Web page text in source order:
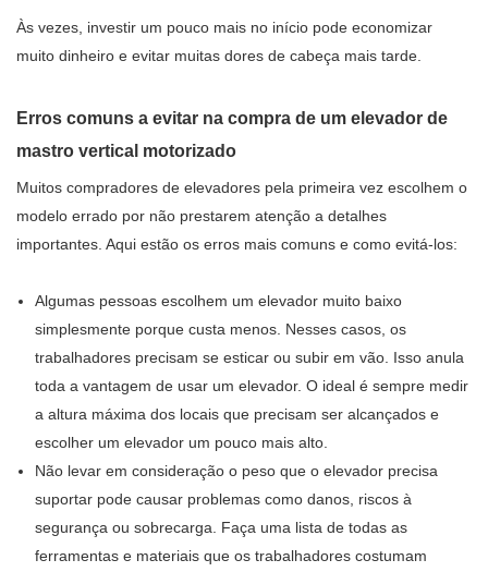
Às vezes, investir um pouco mais no início pode economizar
muito dinheiro e evitar muitas dores de cabeça mais tarde.
Erros comuns a evitar na compra de um elevador de
mastro vertical motorizado
Muitos compradores de elevadores pela primeira vez escolhem o
modelo errado por não prestarem atenção a detalhes
importantes. Aqui estão os erros mais comuns e como evitá-los:
Algumas pessoas escolhem um elevador muito baixo
simplesmente porque custa menos. Nesses casos, os
trabalhadores precisam se esticar ou subir em vão. Isso anula
toda a vantagem de usar um elevador. O ideal é sempre medir
a altura máxima dos locais que precisam ser alcançados e
escolher um elevador um pouco mais alto.
Não levar em consideração o peso que o elevador precisa
suportar pode causar problemas como danos, riscos à
segurança ou sobrecarga. Faça uma lista de todas as
ferramentas e materiais que os trabalhadores costumam